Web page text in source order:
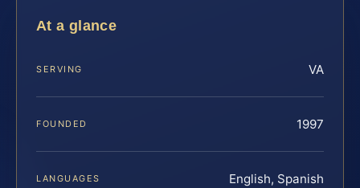
At a glance
SERVING VA
FOUNDED 1997
LANGUAGES English, Spanish